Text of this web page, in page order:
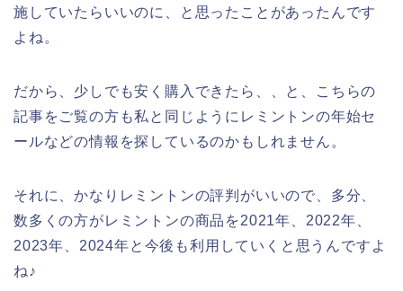
施していたらいいのに、と思ったことがあったんです
よね。
だから、少しでも安く購入できたら、、と、こちらの
記事をご覧の方も私と同じようにレミントンの年始セ
ールなどの情報を探しているのかもしれません。
それに、かなりレミントンの評判がいいので、多分、
数多くの方がレミントンの商品を2021年、2022年、
2023年、2024年と今後も利用していくと思うんですよ
ね♪